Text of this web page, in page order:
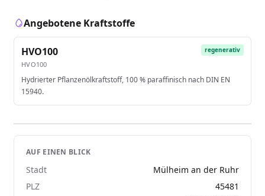
Angebotene Kraftstoffe
HVO100
HVO100
regenerativ
Hydrierter Pflanzenölkraftstoff, 100 % paraffinisch nach DIN EN
15940.
AUF EINEN BLICK
Stadt
Mülheim an der Ruhr
PLZ
45481